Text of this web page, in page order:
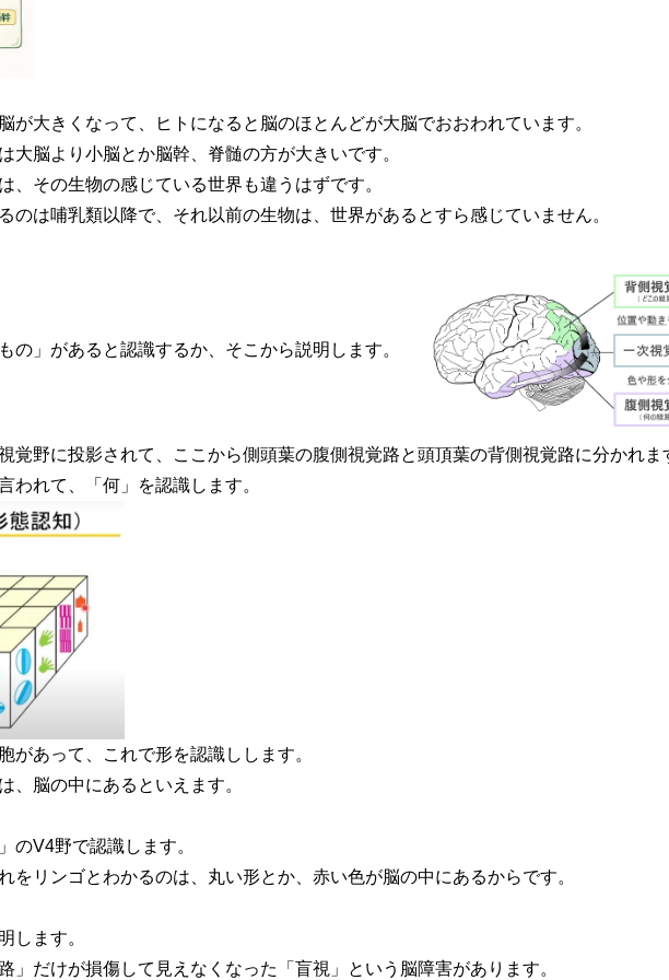
が大きくなって、ヒトになると脳のほとんどが大脳でおおわれています。
大脳より小脳とか脳幹、脊髄の方が大きいです。
、その生物の感じている世界も違うはずです。
のは哺乳類以降で、それ以前の生物は、世界があるとすら感じていません。
の」があると認識するか、そこから説明します。
覚野に投影されて、ここから側頭葉の腹側視覚路と頭頂葉の背側視覚路に分かれま
われて、「何」を認識します。
があって、これで形を認識しします。
、脳の中にあるといえます。
のV4野で認識します。
をリンゴとわかるのは、丸い形とか、赤い色が脳の中にあるからです。
します。
」だけが損傷して見えなくなった「盲視」という脳障害があります。